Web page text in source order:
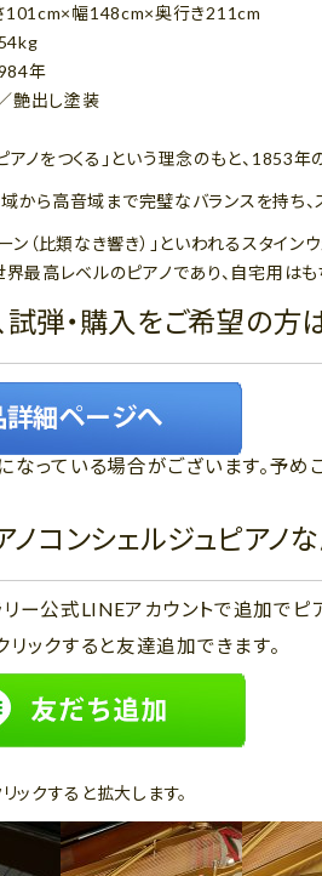
101cm×幅148cm×奥行き211cm
年
出し塗装
アノをつくる」という理念のもと、1853
から高音域まで完璧なバランスを持ち
ーン（比類なき響き）」といわれるスタイ
界最高レベルのピアノであり、自宅用は
試弾・購入をご希望の
っている場合がございます。予め
アノコンシェルジュピアノ
リー公式LINEアカウントで追加で
ックすると友達追加できます。
ックすると拡大します。